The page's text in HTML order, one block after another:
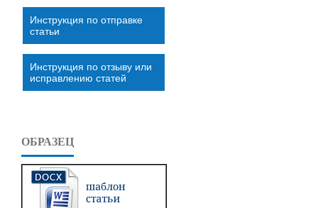
Инструкция по отправке
статьи
Инструкция по отзыву или
исправлению статей
ОБРАЗЕЦ